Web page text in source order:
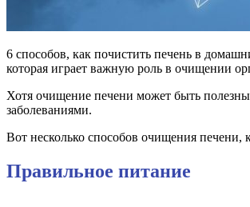
6 способов, как почистить печень в
которая играет важную роль в очищении
Хотя очищение печени может быть
заболеваниями.
Вот несколько способов очищения
Правильное питание